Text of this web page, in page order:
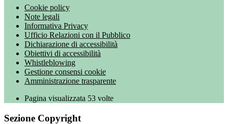
Cookie policy
Note legali
Informativa Privacy
Ufficio Relazioni con il Pubblico
Dichiarazione di accessibilità
Obiettivi di accessibilità
Whistleblowing
Gestione consensi cookie
Amministrazione trasparente
Pagina visualizzata 53 volte
Sezione Copyright